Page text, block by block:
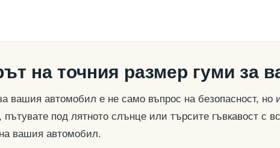
на точния размер гуми за
вашия автомобил е не само въпрос на безопасност,
под лятното слънце или търсите гъвкавост с
вашия автомобил.